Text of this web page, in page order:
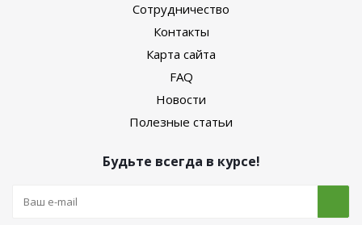
Сотрудничество
Контакты
Карта сайта
FAQ
Новости
Полезные статьи
Будьте всегда в курсе!